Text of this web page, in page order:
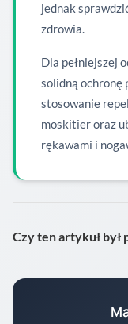
jednak
zdrowia.
Dla pełniejszej
solidną ochronę
stosowanie
moskitier oraz
rękawami i
Czy ten artykuł był